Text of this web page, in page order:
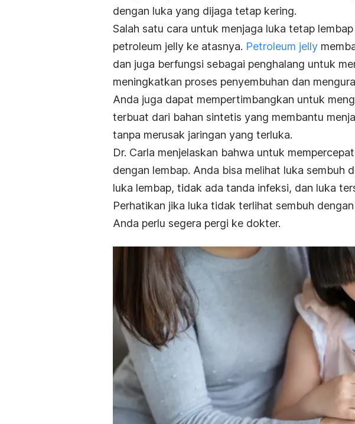
dengan luka yang dijaga tetap kering.
Salah satu cara untuk menjaga luka tetap
petroleum jelly ke atasnya. Petroleum jelly
dan juga berfungsi sebagai penghalang untuk
meningkatkan proses penyembuhan dan
Anda juga dapat mempertimbangkan untuk
terbuat dari bahan sintetis yang membantu
tanpa merusak jaringan yang terluka.
Dr. Carla menjelaskan bahwa untuk
dengan lembap. Anda bisa melihat luka sembuh
luka lembap, tidak ada tanda infeksi, dan luka
Perhatikan jika luka tidak terlihat sembuh
Anda perlu segera pergi ke dokter.